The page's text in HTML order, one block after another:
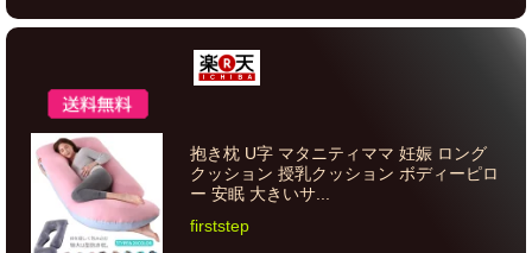
抱き枕 U字 マタニティママ 妊娠 ロング
クッション 授乳クッション ボディーピロ
ー 安眠 大きいサ...
firststep